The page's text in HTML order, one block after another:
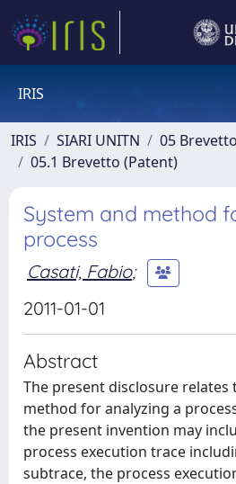
IRIS
IRIS SIARI UNITN
05
05.1 Brevetto (Patent)
System and method
process
Casati, Fabio;
2011-01-01
Abstract
The present disclosure relates
method for analyzing a
the present invention may
process execution trace
subtrace, the process